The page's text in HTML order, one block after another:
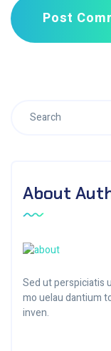
Post
About
Sed ut perspiciatis
mo uelau dantium
inven.